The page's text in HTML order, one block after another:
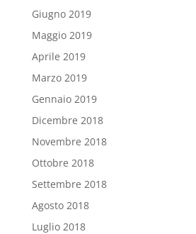
Giugno 2019
Maggio 2019
Aprile 2019
Marzo 2019
Gennaio 2019
Dicembre 2018
Novembre 2018
Ottobre 2018
Settembre 2018
Agosto 2018
Luglio 2018